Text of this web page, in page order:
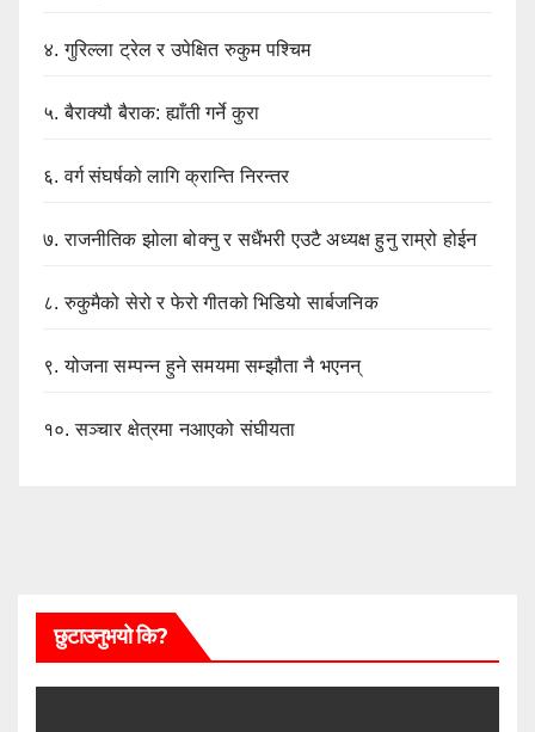
४.गुरिल्ला ट्रेल र उपेक्षित रुकुम पश्चिम
५.बैराक्यौ बैराक: ह्याँती गर्ने कुरा
६.वर्ग संघर्षको लागि क्रान्ति निरन्तर
७.राजनीतिक झोला बोक्नु र सधैंभरी एउटै अध्यक्ष हुनु राम्रो होईन
८.रुकुमैको सेरो र फेरो गीतको भिडियो सार्बजनिक
९.योजना सम्पन्न हुने समयमा सम्झौता नै भएनन्
१०.सञ्चार क्षेत्रमा नआएको संघीयता
छुटाउनुभयो कि?